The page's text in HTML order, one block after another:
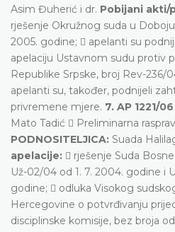
Asim Đuherić i dr. Pobijani akti/
rješenje Okružnog suda u
2005. godine;  apelanti su
apelaciju Ustavnom sudu protiv
Republike Srpske, broj Rev-236/
apelanti su, također, podnijeli
privremene mjere. 7. AP 1221/
Mato Tadić  Preliminarna
PODNOSITELJICA: Suada
apelacije:  rješenje Suda
Už-02/04 od 1. 7. 2004. godine i
godine;  odluka Visokog
Hercegovine o potvrđivanju
disciplinske komisije, bez broja